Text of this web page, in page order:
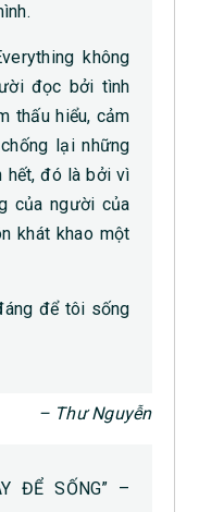
không
đọc bởi tình
thấu hiểu, cảm
lại những
hết, đó là bởi vì
của người của
khát khao một
để tôi sống
– Thư Nguyễn
ĐỂ SỐNG” –